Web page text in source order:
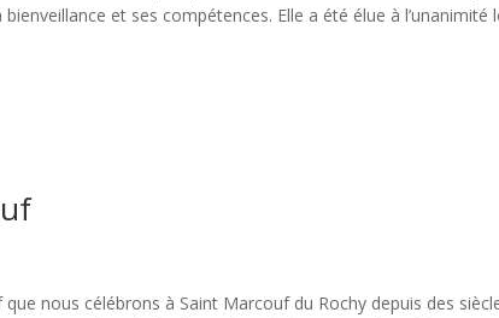
et ses compétences. Elle a été élue à l’unanimité
nous célébrons à Saint Marcouf du Rochy depuis des